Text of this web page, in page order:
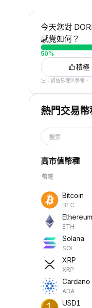
今天您對
感覺如何？
50%
積極
注：該信息僅供參考。
熱門交易幣
搜索
高市值幣種
幣種
Bitcoin
BTC
Ethereum
ETH
Solana
SOL
XRP
XRP
Cardano
ADA
USD1